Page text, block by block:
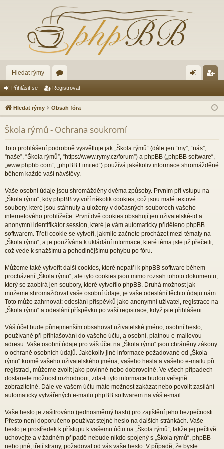
Hledat rýmy
ór
a lá
sit
ist
ro
Přihlásit se Registrovat
Hledat rýmy Obsah fóra
Škola rýmů - Ochrana soukromí
Toto prohlášení podrobně vysvětluje jak „Škola rýmů“ (dále jen “my”, “nás”,
“naše”, “Škola rýmů”, “https://www.rymy.cz/forum”) a phpBB („phpBB software“,
„www.phpbb.com“, „phpBB Limited“) používá jakékoliv informace shromážděné
během každé vaší návštěvy.
Vaše osobní údaje jsou shromážděny dvěma způsoby. Prvním při vstupu na
„Škola rýmů“, kdy phpBB vytvoří několik cookies, což jsou malé textové
soubory, které jsou stáhnuty a uloženy v dočasných souborech vašeho
internetového prohlížeče. První dvě cookies obsahují jen uživatelské-id a
anonymní identifikátor session, které je vám automaticky přiděleno phpBB
softwarem. Třetí cookie se vytvoří, jakmile začnete procházet mezi tématy na
„Škola rýmů“, a je používána k ukládání informace, které téma jste již přečetli,
což vede k snažšímu a pohodlnějšímu pohybu po fóru.
Můžeme také vytvořit další cookies, které nepatří k phpBB software během
procházení „Škola rýmů“, ale tyto cookies jsou mimo rozsah tohoto dokumentu,
který se zaobírá jen soubory, které vytvořilo phpBB. Druhá možnost jak
můžeme shromažďovat vaše osobní údaje, je vaše odeslání těchto údajů nám.
Toto může zahrnovat: odeslání příspěvků jako anonymní uživatel, registrace na
„Škola rýmů“ a odeslání příspěvků po vaší registrace, když jste přihlášeni.
Váš účet bude přinejmenším obsahovat uživatelské jméno, osobní heslo,
používané při přihlašování do vašeho účtu, a osobní, platnou e-mailovou
adresu. Vaše osobní údaje pro váš účet na „Škola rýmů“ jsou chráněny zákony
o ochraně osobních údajů. Jakékoliv jiné informace požadované od „Škola
rýmů“ kromě vašeho uživatelského jména, vašeho hesla a vašeho e-mailu při
registraci, můžeme zvolit jako povinné nebo dobrovolné. Ve všech případech
dostanete možnost rozhodnout, zda-li tyto informace budou veřejně
zobrazitelné. Dále ve vašem účtu máte možnost zakázat nebo povolit zasílání
automaticky vytvářených e-mailů phpBB softwarem na váš e-mail.
Vaše heslo je zašifrováno (jednosměrný hash) pro zajištění jeho bezpečnosti.
Přesto není doporučeno používat stejné heslo na dalších stránkách. Vaše
heslo je prostředek k přístupu k vašemu účtu na „Škola rýmů“, takže jej pečlivě
uchovejte a v žádném případě nebude nikdo spojený s „Škola rýmů“, phpBB
nebo jiné, třetí strany, požadovat od vás vaše heslo. V případě, že byste